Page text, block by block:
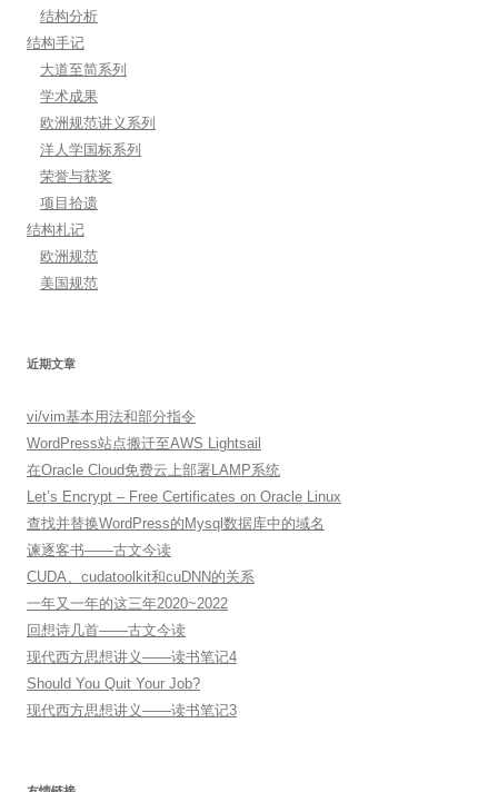
结构分析
结构手记
大道至简系列
学术成果
欧洲规范讲义系列
洋人学国标系列
荣誉与获奖
项目拾遗
结构札记
欧洲规范
美国规范
近期文章
vi/vim基本用法和部分指令
WordPress站点搬迁至AWS Lightsail
在Oracle Cloud免费云上部署LAMP系统
Let’s Encrypt – Free Certificates on Oracle Linux
查找并替换WordPress的Mysql数据库中的域名
谏逐客书——古文今读
CUDA、cudatoolkit和cuDNN的关系
一年又一年的这三年2020~2022
回想诗几首——古文今读
现代西方思想讲义——读书笔记4
Should You Quit Your Job?
现代西方思想讲义——读书笔记3